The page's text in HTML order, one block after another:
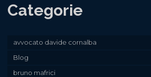
Categorie
avvocato davide cornalba
Blog
bruno mafrici